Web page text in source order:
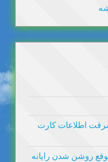
اطلاعات کارت
روشن شدن رایانه